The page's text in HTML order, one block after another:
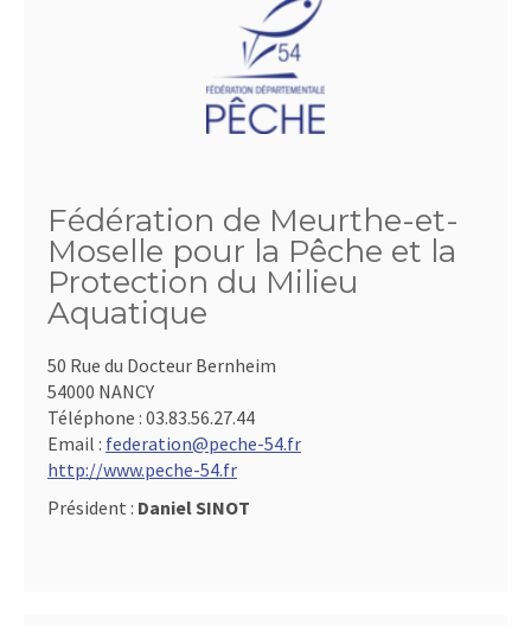
Fédération de Meurthe-et-
Moselle pour la Pêche et la
Protection du Milieu
Aquatique
50 Rue du Docteur Bernheim
54000 NANCY
Téléphone : 03.83.56.27.44
Email : federation@peche-54.fr
http://www.peche-54.fr
Président : Daniel SINOT